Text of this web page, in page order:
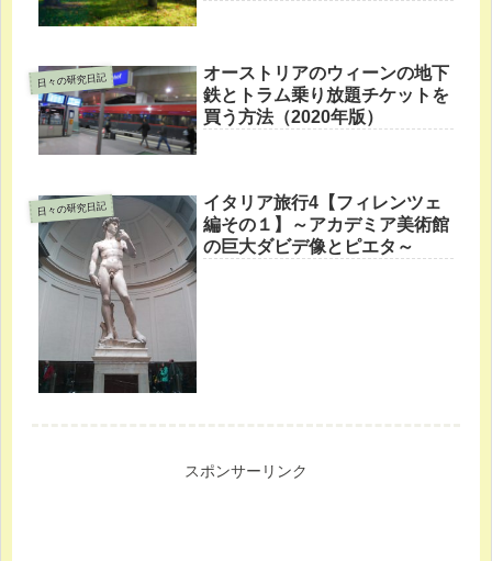
日々の研究日記
オーストリアのウィーンの地下
鉄とトラム乗り放題チケットを
買う方法（2020年版）
日々の研究日記
イタリア旅行4【フィレンツェ
編その１】～アカデミア美術館
の巨大ダビデ像とピエタ～
スポンサーリンク